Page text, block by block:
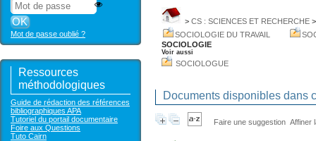
Mot de passe oublié ?
Ressources
méthodologiques
Guide de rédaction des références
bibliographiques APA
Tutoriel du portail documentaire
Foire aux Questions
Tuto Cairn
> CS : SCIENCES ET RECHERCHE
SOCIOLOGIE DU TRAVAIL
SOCIOLOGIE
Voir aussi
SOCIOLOGUE
Documents disponibles dans
Faire une suggestion Affiner